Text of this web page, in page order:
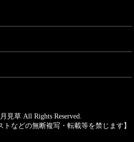
見草 All Rights Reserved.
トなどの無断複写・転載等を禁じます】